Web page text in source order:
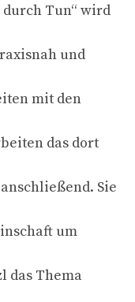
durch Tun“ wird
und
mit den
das dort
Sie
um
das Thema